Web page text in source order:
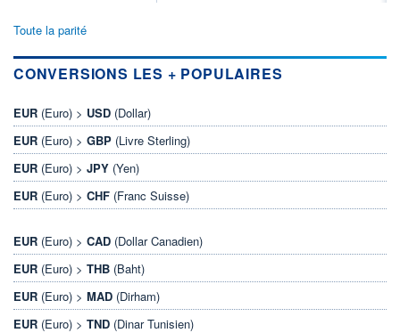
Toute la parité
CONVERSIONS LES + POPULAIRES
EUR (Euro) > USD (Dollar)
EUR (Euro) > GBP (Livre Sterling)
EUR (Euro) > JPY (Yen)
EUR (Euro) > CHF (Franc Suisse)
EUR (Euro) > CAD (Dollar Canadien)
EUR (Euro) > THB (Baht)
EUR (Euro) > MAD (Dirham)
EUR (Euro) > TND (Dinar Tunisien)